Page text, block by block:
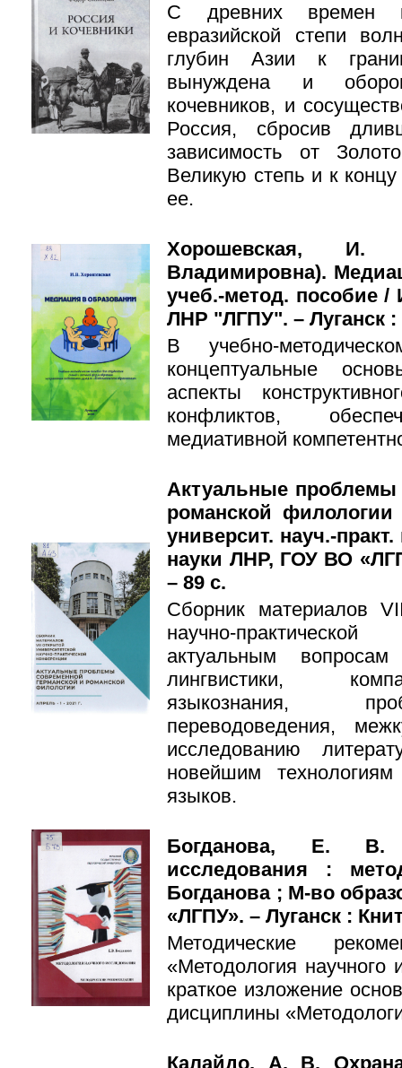
С древних времен
евразийской степи
глубин Азии к
вынуждена и
кочевников, и
Россия, сбросив
зависимость от
Великую степь и к
ее.
Хорошевская, И.
Владимировна).
учеб.-метод. пособие
ЛНР "ЛГПУ". – Луганск :
В учебно-
концептуальные
аспекты
конфликтов,
медиативной
Актуальные проблемы
романской
университ. науч.-
науки ЛНР, ГОУ ВО
– 89 с.
Сборник материалов
научно-
актуальным
лингвистики,
языкознания,
переводоведения,
исследованию
новейшим
языков.
Богданова, Е. В.
исследования :
Богданова ; М-во
«ЛГПУ». – Луганск :
Методические
«Методология научного
краткое изложение
дисциплины
Калайдо, А. В.